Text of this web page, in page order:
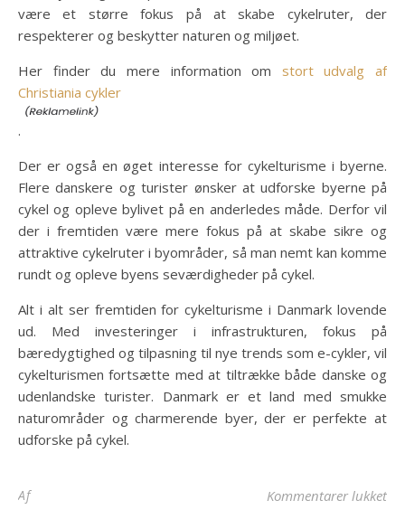
være et større fokus på at skabe cykelruter, der
respekterer og beskytter naturen og miljøet.
Her finder du mere information om stort udvalg af
Christiania cykler
.
Der er også en øget interesse for cykelturisme i byerne.
Flere danskere og turister ønsker at udforske byerne på
cykel og opleve bylivet på en anderledes måde. Derfor vil
der i fremtiden være mere fokus på at skabe sikre og
attraktive cykelruter i byområder, så man nemt kan komme
rundt og opleve byens seværdigheder på cykel.
Alt i alt ser fremtiden for cykelturisme i Danmark lovende
ud. Med investeringer i infrastrukturen, fokus på
bæredygtighed og tilpasning til nye trends som e-cykler, vil
cykelturismen fortsætte med at tiltrække både danske og
udenlandske turister. Danmark er et land med smukke
naturområder og charmerende byer, der er perfekte at
udforske på cykel.
Af Kommentarer lukkettil